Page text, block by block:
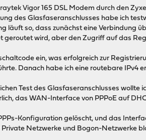
Vigor 165 DSL Modem durch den
des Glasfaseranschlusses habe ich
läuft so, dass zunächst eine Verbindung
geroutet wird, aber den Zugriff auf das
ein, was erfolgreich zur
Danach habe ich eine routebare IPv4
Test des Glasfaseranschlusses wollte
das WAN-Interface von PPPoE auf
Konfiguration gelöscht, und das
Netzwerke und Bogon-Netzwerke